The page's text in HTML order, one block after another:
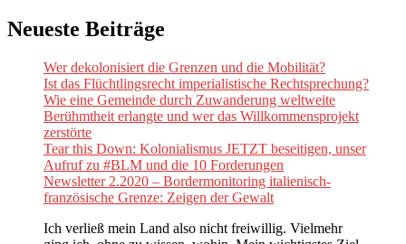
Neueste Beiträge
Wer dekolonisiert die Grenzen und die Mobilität?
Ist das Flüchtlingsrecht imperialistische Rechtsprechung?
Wie eine Gemeinde durch Zuwanderung weltweite
Berühmtheit erlangte und wer das Willkommensprojekt
zerstörte
Tear this Down: Kolonialismus JETZT beseitigen, unser
Aufruf zu #BLM und die 10 Forderungen
Newsletter 2.2020 – Bordermonitoring italienisch-
französische Grenze: Zeigen der Gewalt
Ich verließ mein Land also nicht freiwillig. Vielmehr